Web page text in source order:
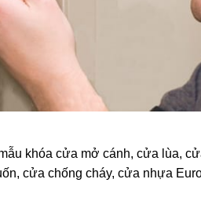
khóa cửa mở cánh, cửa lùa,
cửa chống cháy, cửa nhựa